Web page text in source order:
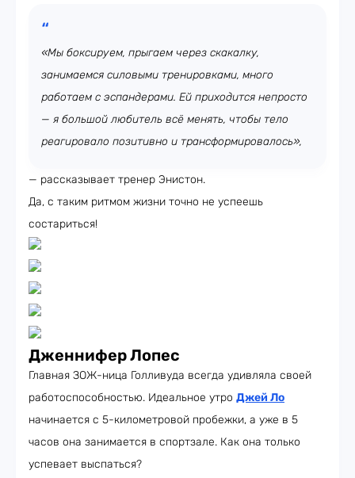
«Мы боксируем, прыгаем через скакалку,
занимаемся силовыми тренировками, много
работаем с эспандерами. Ей приходится непросто
— я большой любитель всё менять, чтобы тело
реагировало позитивно и трансформировалось»,
— рассказывает тренер Энистон.
Да, с таким ритмом жизни точно не успеешь
состариться!
Дженнифер Лопес
Главная ЗОЖ-ница Голливуда всегда удивляла своей
работоспособностью. Идеальное утро Джей Ло
начинается с 5-километровой пробежки, а уже в 5
часов она занимается в спортзале. Как она только
успевает выспаться?